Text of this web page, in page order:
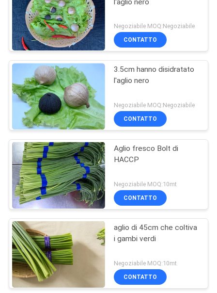
l'aglio nero
Negoziabile MOQ:Negoziabile
CONTATTO
3.5cm hanno disidratato
l'aglio nero
Negoziabile MOQ:Negoziabile
CONTATTO
Aglio fresco Bolt di
HACCP
Negoziabile MOQ:10mt
CONTATTO
aglio di 45cm che coltiva
i gambi verdi
Negoziabile MOQ:10mt
CONTATTO